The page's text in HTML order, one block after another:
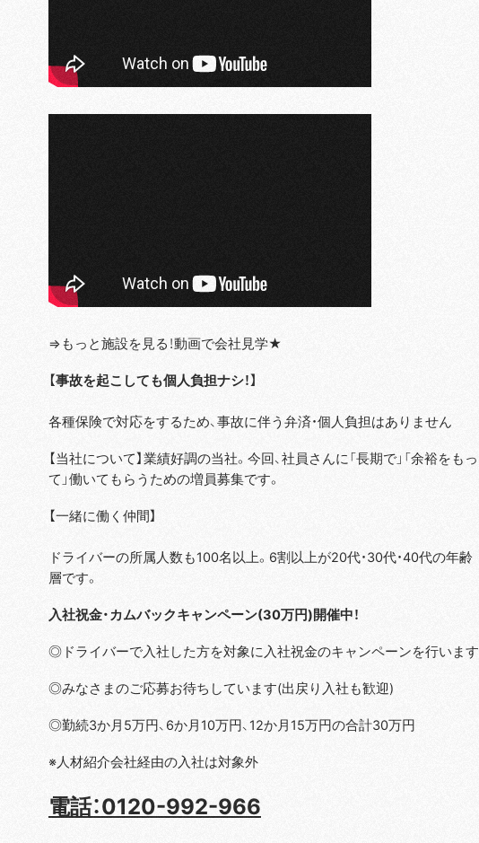
⇒もっと施設を見る！動画で会社見学★
【事故を起こしても個人負担ナシ！】
各種保険で対応をするため、事故に伴う弁済・個人負担はありません
【当社について】業績好調の当社。今回、社員さんに「長期で」「余裕をもっ
て」働いてもらうための増員募集です。
【一緒に働く仲間】
ドライバーの所属人数も100名以上。6割以上が20代・30代・40代の年齢
層です。
入社祝金・カムバックキャンペーン(30万円)開催中！
◎ドライバーで入社した方を対象に入社祝金のキャンペーンを行います
◎みなさまのご応募お待ちしています(出戻り入社も歓迎)
◎勤続3か月5万円、6か月10万円、12か月15万円の合計30万円
※人材紹介会社経由の入社は対象外
電話：0120-992-966